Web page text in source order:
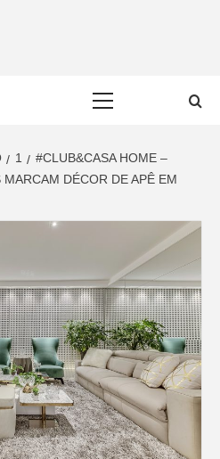
1
#CLUB&CASA HOME –
DÉCOR DE APÊ EM